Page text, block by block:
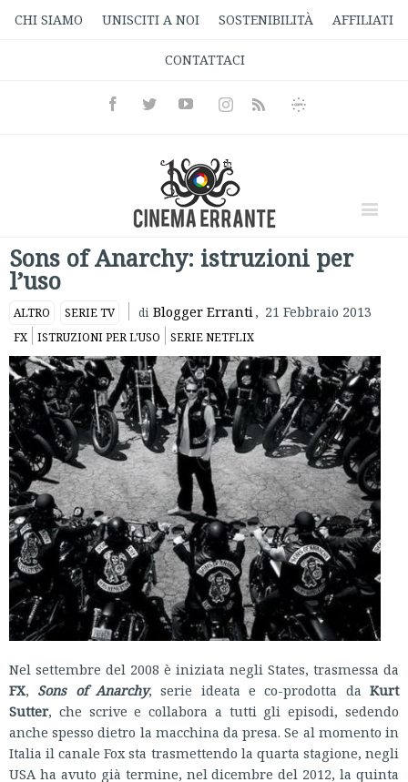
CHI SIAMO UNISCITI A NOI SOSTENIBILITÀ AFFILIATI
CONTATTACI
FacebookTwitterYoutubeInstagramRss
Informativa
Sons of Anarchy: istruzioni per
l’uso
ALTRO SERIE TV di Blogger Erranti, 21 Febbraio 2013
FX ISTRUZIONI PER L'USO SERIE NETFLIX
Nel settembre del 2008 è iniziata negli States, trasmessa da
FX, Sons of Anarchy, serie ideata e co-prodotta daKurt
Sutter, che scrive e collabora a tutti gli episodi, sedendo
anche spesso dietro la macchina da presa. Se al momento in
Italia il canale Fox sta trasmettendo la quarta stagione, negli
USA ha avuto già termine, nel dicembre del 2012, la quinta